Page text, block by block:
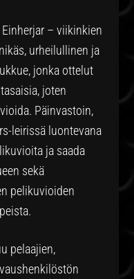
– viikinkien
urheilullinen ja
jonka ottelut
joten
Päinvastoin,
leirissä luontevana
ja saada
sekä
pelikuvioiden
pelaajien,